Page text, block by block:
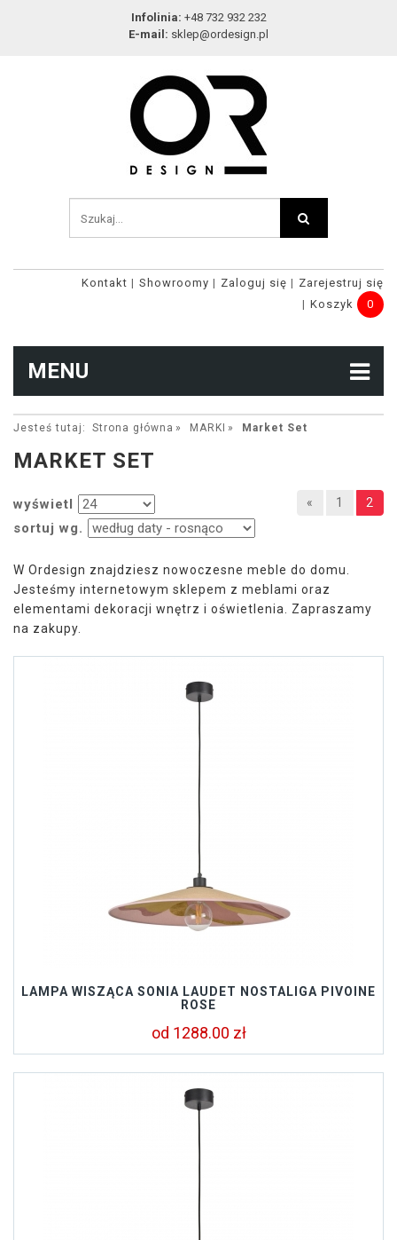
Infolinia: +48 732 932 232
E-mail: sklep@ordesign.pl
Kontakt Showroomy Zaloguj się
Zarejestruj się
Koszyk
0
MENU
Jesteś tutaj: Strona główna MARKI Market Set
MARKET SET
« 1 2
wyświetl
sortuj wg.
W Ordesign znajdziesz nowoczesne meble do domu.
Jesteśmy internetowym sklepem z meblami oraz
elementami dekoracji wnętrz i oświetlenia. Zapraszamy
na zakupy.
LAMPA WISZĄCA SONIA LAUDET NOSTALIGA PIVOINE
ROSE
od 1288.00 zł